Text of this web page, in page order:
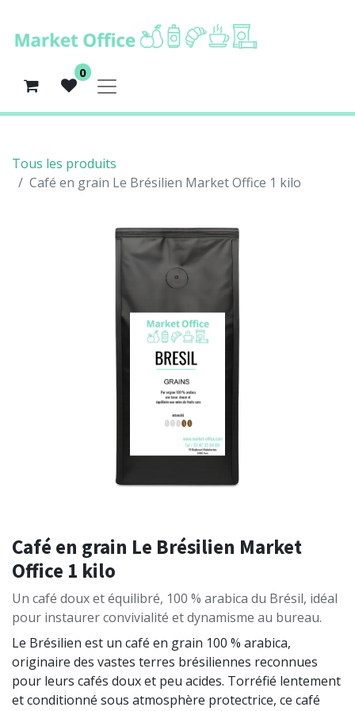
0
Tous les produits
Café en grain Le Brésilien Market Office 1 kilo
Café en grain Le Brésilien Market
Office 1 kilo
Un café doux et équilibré, 100 % arabica du Brésil, idéal
pour instaurer convivialité et dynamisme au bureau.
Le Brésilien est un café en grain 100 % arabica,
originaire des vastes terres brésiliennes reconnues
pour leurs cafés doux et peu acides. Torréfié lentement
et conditionné sous atmosphère protectrice, ce café